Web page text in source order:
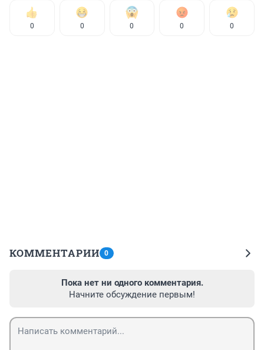
0 0 0 0 0
КОММЕНТАРИИ 0
Пока нет ни одного комментария.
Начните обсуждение первым!